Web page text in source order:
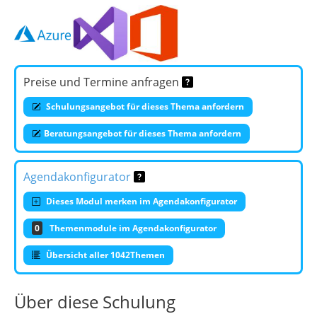
Preise und Termine anfragen
Schulungsangebot für dieses Thema anfordern
Beratungsangebot für dieses Thema anfordern
Agendakonfigurator
Dieses Modul merken im Agendakonfigurator
0 Themenmodule im Agendakonfigurator
Übersicht aller 1042Themen
Über diese Schulung